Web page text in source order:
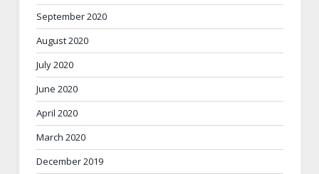
September 2020
August 2020
July 2020
June 2020
April 2020
March 2020
December 2019